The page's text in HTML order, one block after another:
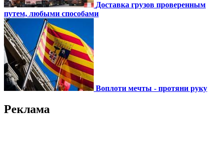
Доставка грузов проверенным
путем, любыми способами
Воплоти мечты - протяни руку
Реклама